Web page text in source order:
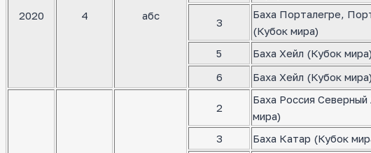
2020 4 абс
3
Баха Порталегре,
(Кубок мира)
5
Баха Хейл (Кубок мира)
6
Баха Хейл (Кубок мира)
2
Баха Россия
мира)
3
Баха Катар (Кубок